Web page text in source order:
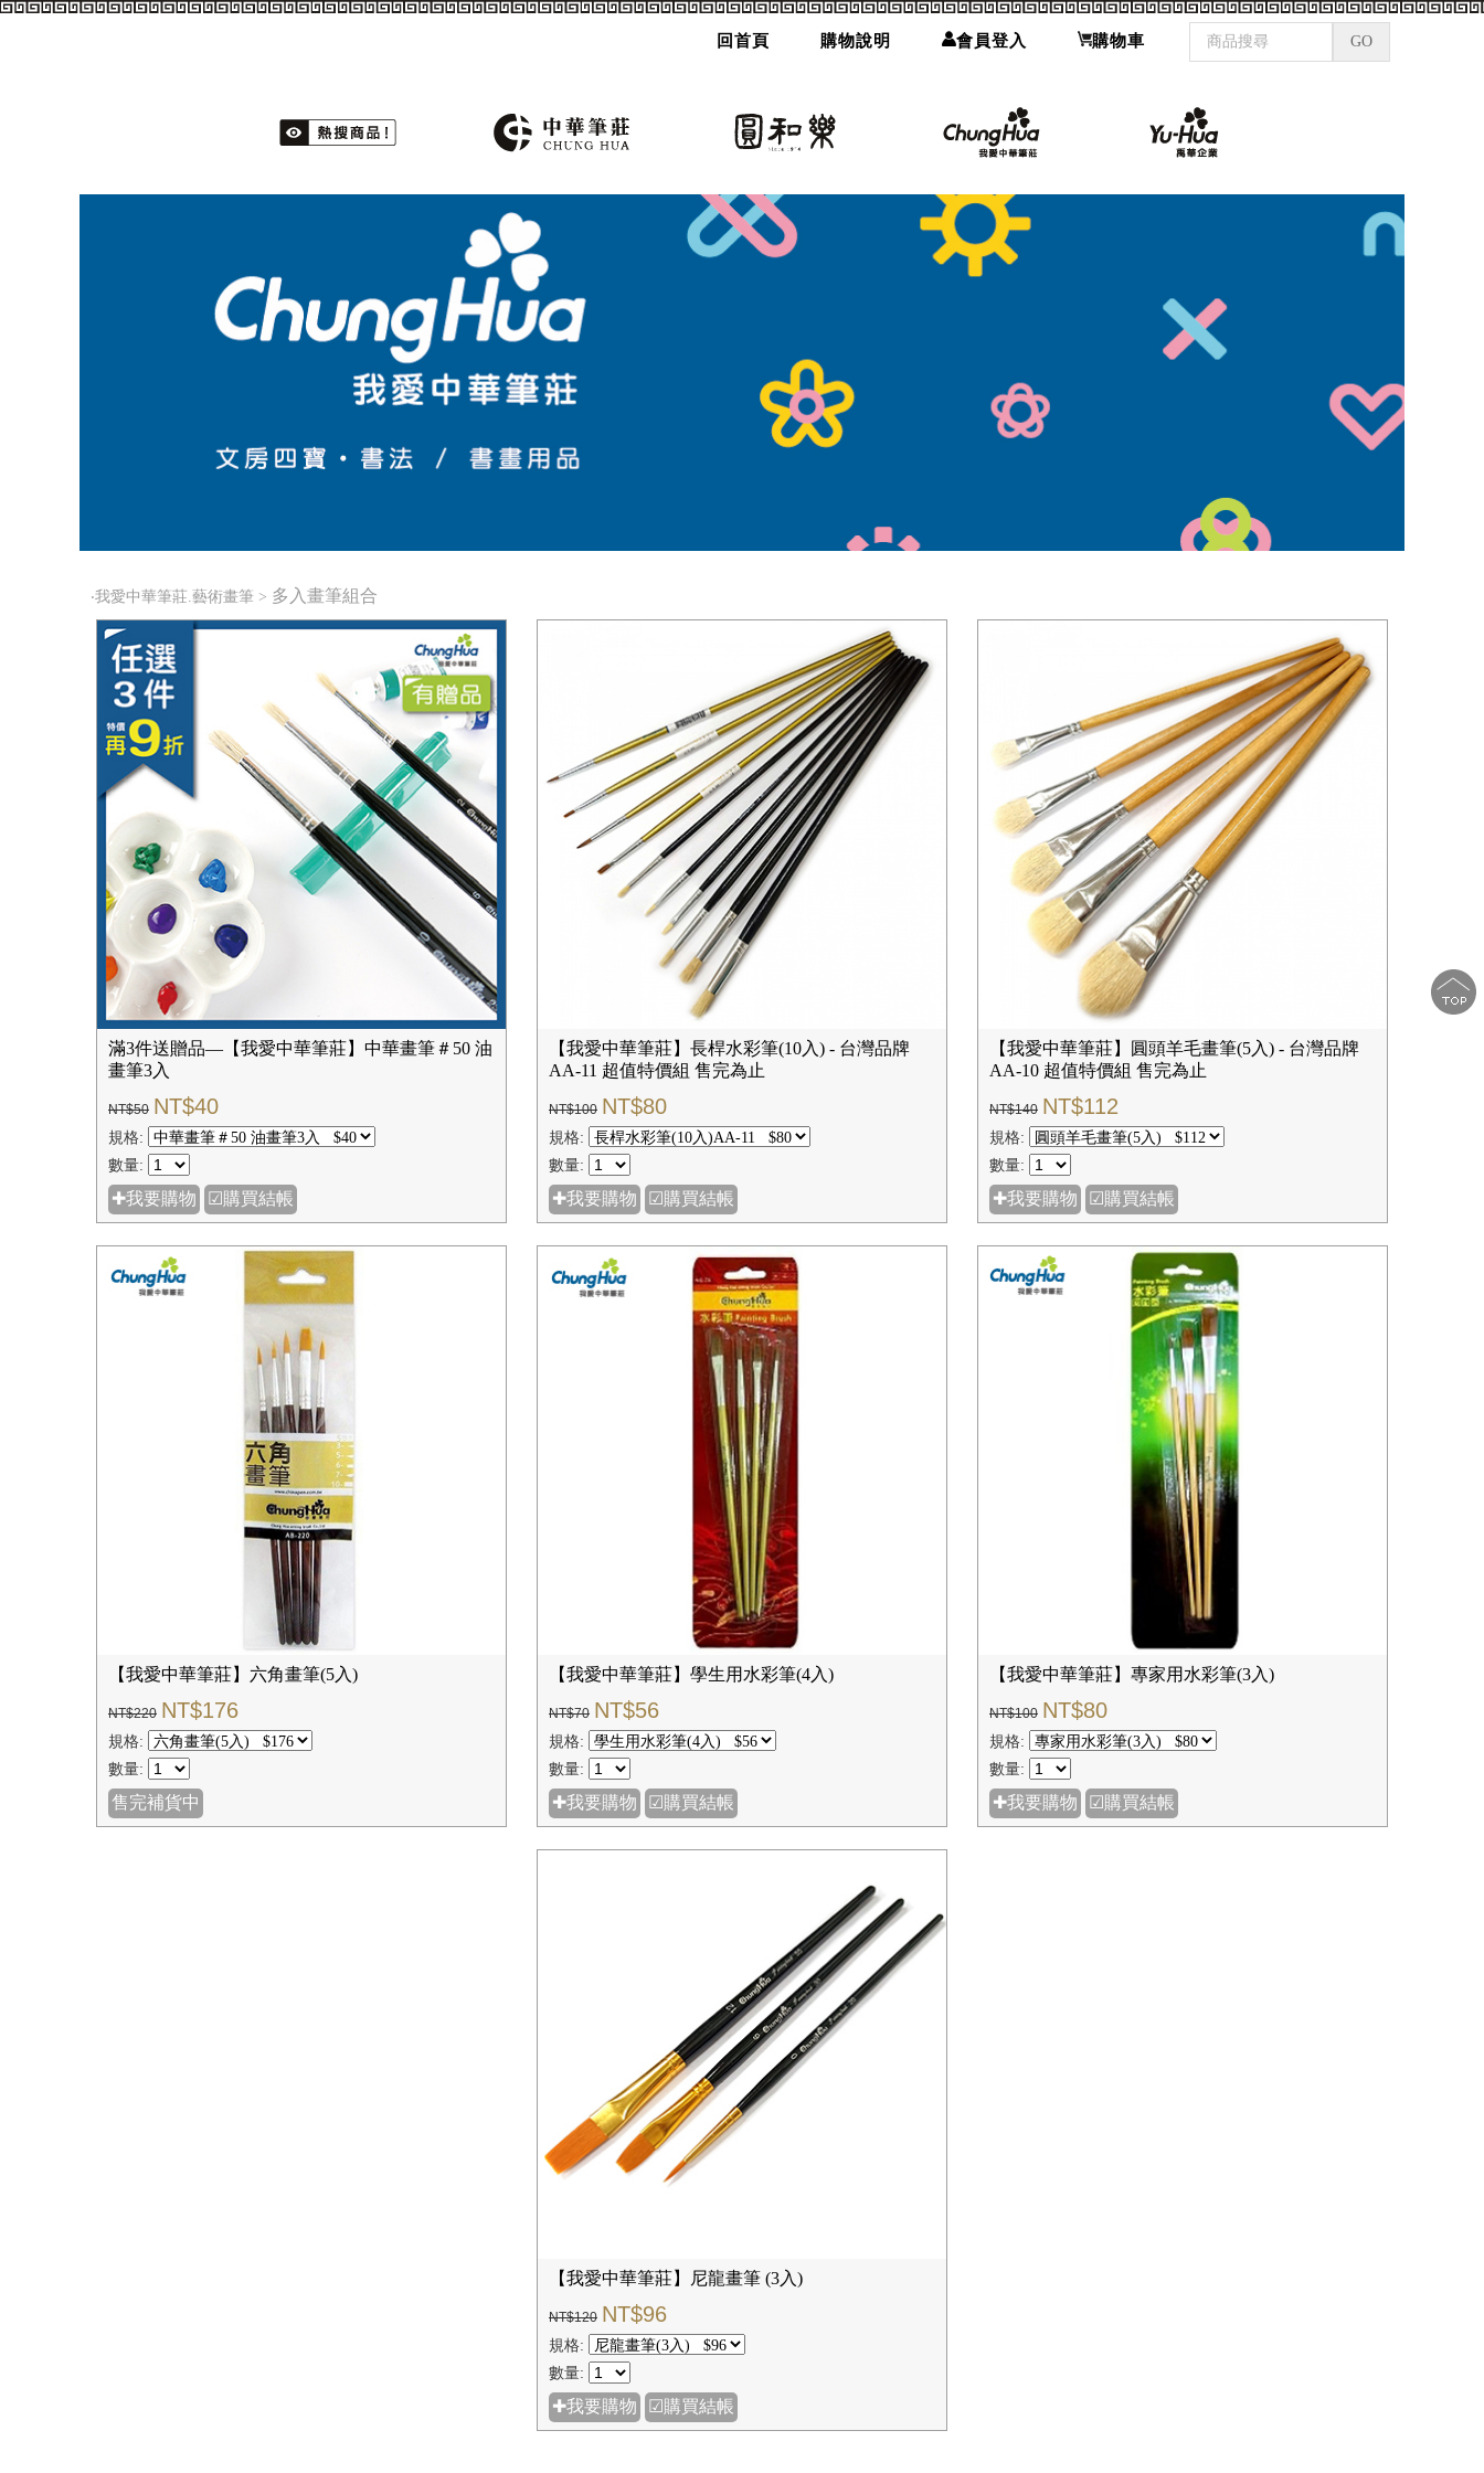
回首頁 購物說明 會員登入 購物車
‧我愛中華筆莊.藝術畫筆 > 多入畫筆組合
滿3件送贈品—【我愛中華筆莊】中華畫筆＃50 油
畫筆3入
NT$50 NT$40
規格:
數量:
✚我要購物 ☑購買結帳
【我愛中華筆莊】長桿水彩筆(10入) - 台灣品牌
AA-11 超值特價組 售完為止
NT$100 NT$80
規格:
數量:
✚我要購物 ☑購買結帳
【我愛中華筆莊】圓頭羊毛畫筆(5入) - 台灣品牌
AA-10 超值特價組 售完為止
NT$140 NT$112
規格:
數量:
✚我要購物 ☑購買結帳
【我愛中華筆莊】六角畫筆(5入)
NT$220 NT$176
規格:
數量:
售完補貨中
【我愛中華筆莊】學生用水彩筆(4入)
NT$70 NT$56
規格:
數量:
✚我要購物 ☑購買結帳
【我愛中華筆莊】專家用水彩筆(3入)
NT$100 NT$80
規格:
數量:
✚我要購物 ☑購買結帳
【我愛中華筆莊】尼龍畫筆 (3入)
NT$120 NT$96
規格:
數量:
✚我要購物 ☑購買結帳